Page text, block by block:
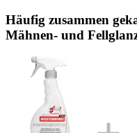
Häufig zusammen
Mähnen- und